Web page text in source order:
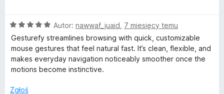
a
:
5
/
5
O
c
e
n
a
5
Autor: nawwaf_juaid 7 miesięcy temu
Gesturefy streamlines browsing with quick, customizable
mouse gestures that feel natural fast. It’s clean, flexible, and
makes everyday navigation noticeably smoother once the
motions become instinctive.
Zgłoś